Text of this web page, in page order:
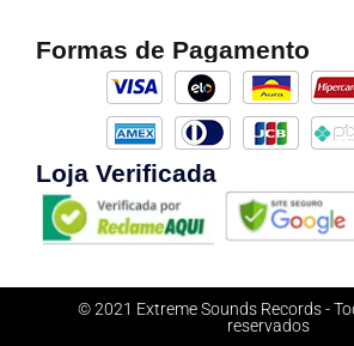
Formas de Pagamento
Loja Verificada
© 2021 Extreme Sounds Records -
reservados